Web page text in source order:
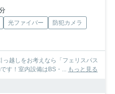
光ファイバー
防犯カメラ
越しをお考えなら「フェリスパス
す！室内設備はBS・... もっと見る